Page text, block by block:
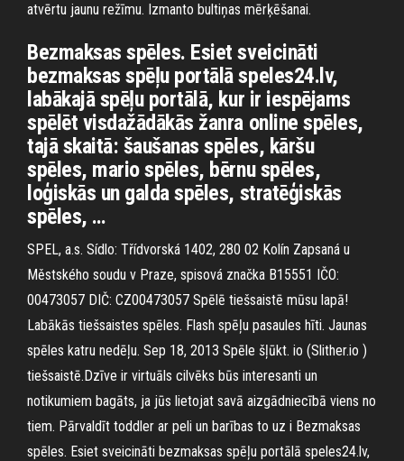
atvērtu jaunu režīmu. Izmanto bultiņas mērķēšanai.
Bezmaksas spēles. Esiet sveicināti
bezmaksas spēļu portālā speles24.lv,
labākajā spēļu portālā, kur ir iespējams
spēlēt visdažādākās žanra online spēles,
tajā skaitā: šaušanas spēles, kāršu
spēles, mario spēles, bērnu spēles,
loģiskās un galda spēles, stratēģiskās
spēles, …
SPEL, a.s. Sídlo: Třídvorská 1402, 280 02 Kolín Zapsaná u
Městského soudu v Praze, spisová značka B15551 IČO:
00473057 DIČ: CZ00473057 Spēlē tiešsaistē mūsu lapā!
Labākās tiešsaistes spēles. Flash spēļu pasaules hīti. Jaunas
spēles katru nedēļu. Sep 18, 2013 Spēle šļūkt. io (Slither.io )
tiešsaistē.Dzīve ir virtuāls cilvēks būs interesanti un
notikumiem bagāts, ja jūs lietojat savā aizgādniecībā viens no
tiem. Pārvaldīt toddler ar peli un barības to uz i Bezmaksas
spēles. Esiet sveicināti bezmaksas spēļu portālā speles24.lv,